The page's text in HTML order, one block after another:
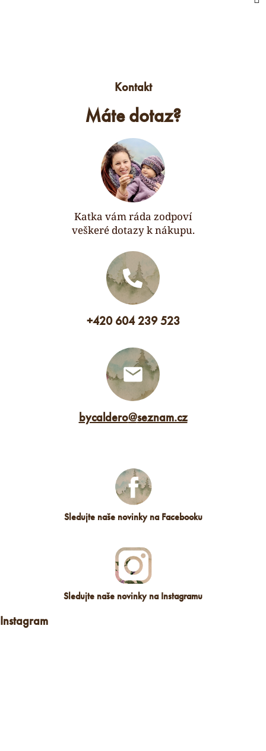
Kontakt
Máte dotaz?
Katka vám ráda zodpoví
veškeré dotazy k nákupu.
bycaldero@seznam.cz
+420 604 239 523
Sledujte naše novinky na Facebooku
Sledujte naše novinky na Instagramu
Instagram